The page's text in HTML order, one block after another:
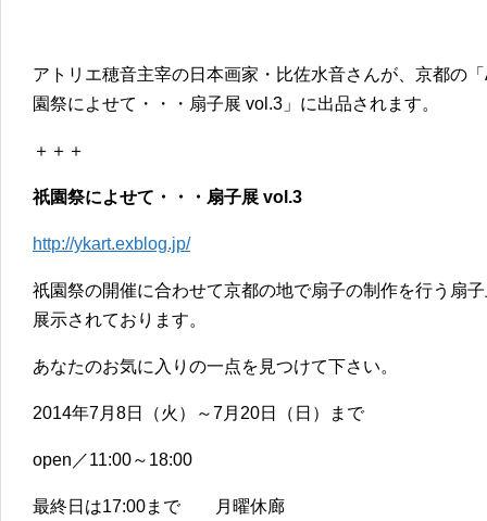
アトリエ穂音主宰の日本画家・比佐水音さんが、京都の
園祭によせて・・・扇子展 vol.3」に出品されます。
＋＋＋
祇園祭によせて・・・扇子展 vol.3
http://ykart.exblog.jp/
祇園祭の開催に合わせて京都の地で扇子の制作を行う扇
展示されております。
あなたのお気に入りの一点を見つけて下さい。
2014年7月8日（火）～7月20日（日）まで
open／11:00～18:00
最終日は17:00まで 月曜休廊